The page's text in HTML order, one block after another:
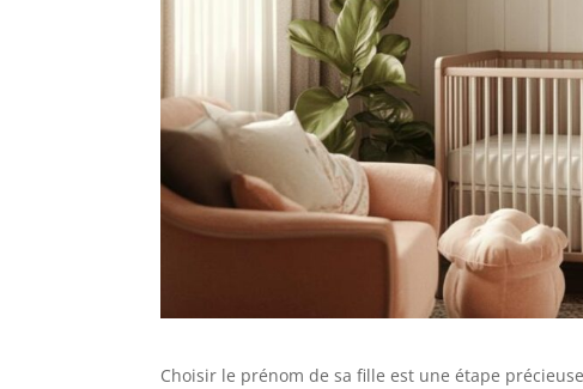
Choisir le prénom de sa fille est une étape